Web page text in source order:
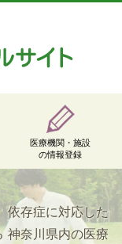
医療機関・施設
の情報登録
依存症に対応した
神奈川県内の医療